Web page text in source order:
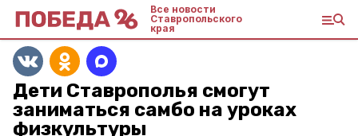
Все новости
Ставропольского
края
Дети Ставрополья смогут
заниматься самбо на уроках
физкультуры